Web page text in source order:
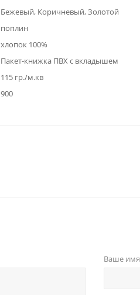
Бежевый, Коричневый, Золотой
поплин
хлопок 100%
Пакет-книжка ПВХ с вкладышем
115 гр./м.кв
900
Ваше имя